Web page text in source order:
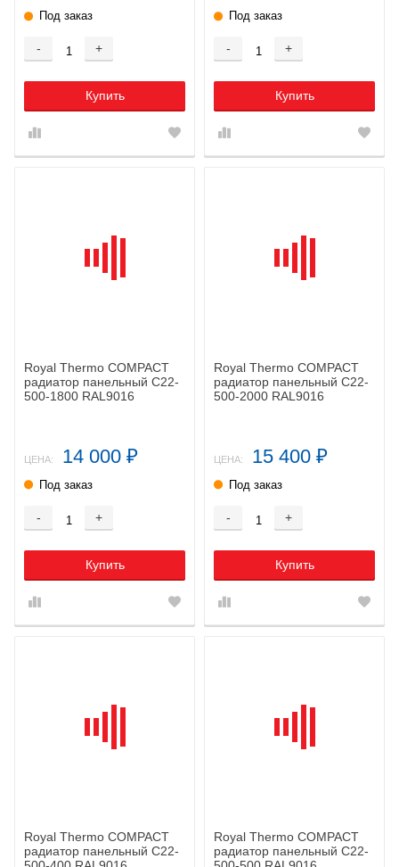
Под заказ
- +
Купить
Под заказ
- +
Купить
Royal Thermo COMPACT
радиатор панельный C22-
500-1800 RAL9016
ЦЕНА: 14 000 ₽
Под заказ
- +
Купить
Royal Thermo COMPACT
радиатор панельный C22-
500-2000 RAL9016
ЦЕНА: 15 400 ₽
Под заказ
- +
Купить
Royal Thermo COMPACT
радиатор панельный C22-
Royal Thermo COMPACT
радиатор панельный C22-